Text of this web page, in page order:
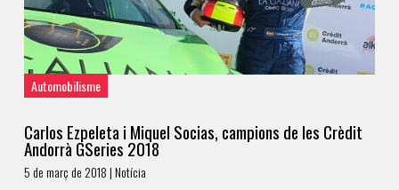
Automobilisme
Carlos Ezpeleta i Miquel Socias, campions de les Crèdit
Andorrà GSeries 2018
5 de març de 2018 | Notícia